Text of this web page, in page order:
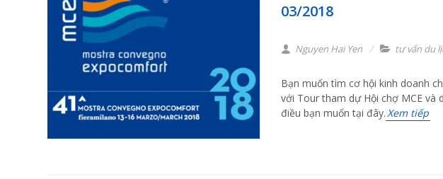
03/2018
Nguyen Hai Yen tư vấn du
Bạn muốn tìm cơ hội kinh doanh
với Tour tham dự Hội chợ MCE và
điều bạn muốn tại đây.Xem tiếp